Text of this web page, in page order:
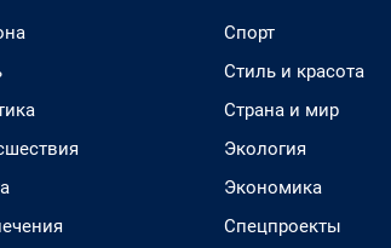
Спорт
Стиль и красота
Страна и мир
Экология
Экономика
Спецпроекты